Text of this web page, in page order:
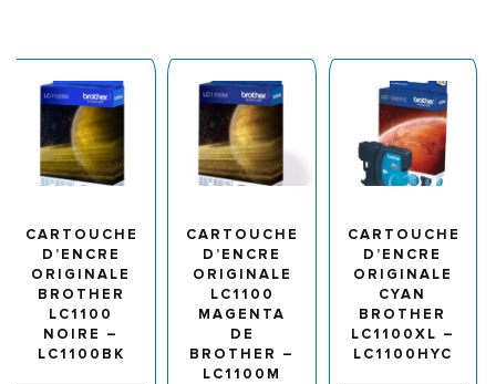
CARTOUCHE
D’ENCRE
ORIGINALE
BROTHER
LC1100
NOIRE –
LC1100BK
CARTOUCHE
D’ENCRE
ORIGINALE
LC1100
MAGENTA
DE
BROTHER –
LC1100M
CARTOUCHE
D’ENCRE
ORIGINALE
CYAN
BROTHER
LC1100XL –
LC1100HYC